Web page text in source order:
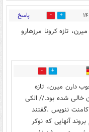
13 پاسخ
تازه کرونا مرزهارو
0
دارن میرن، تازه
خالی شده بود.// الکی
ننویس .گفتند
آنهایی که نوکر